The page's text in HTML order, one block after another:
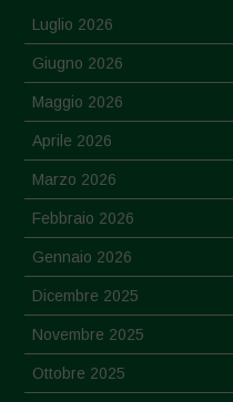
Luglio 2026
Giugno 2026
Maggio 2026
Aprile 2026
Marzo 2026
Febbraio 2026
Gennaio 2026
Dicembre 2025
Novembre 2025
Ottobre 2025